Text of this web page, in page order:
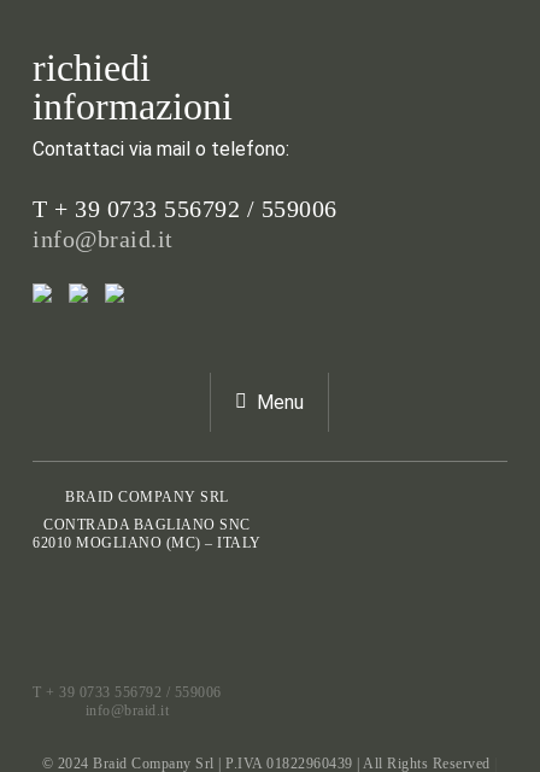
richiedi
informazioni
Contattaci via mail o telefono:
T + 39 0733 556792 / 559006
info@braid.it
Menu
BRAID COMPANY SRL
CONTRADA BAGLIANO SNC
62010 MOGLIANO (MC) – ITALY
T + 39 0733 556792 / 559006
info@braid.it
© 2024 Braid Company Srl | P.IVA 01822960439 | All Rights Reserved